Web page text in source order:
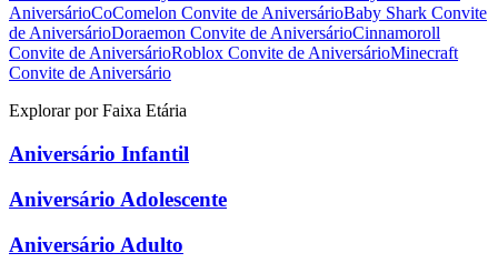
AniversárioCoComelon Convite de AniversárioBaby Shark Convite
de AniversárioDoraemon Convite de AniversárioCinnamoroll
Convite de AniversárioRoblox Convite de AniversárioMinecraft
Convite de Aniversário
Explorar por Faixa Etária
Aniversário Infantil
Aniversário Adolescente
Aniversário Adulto